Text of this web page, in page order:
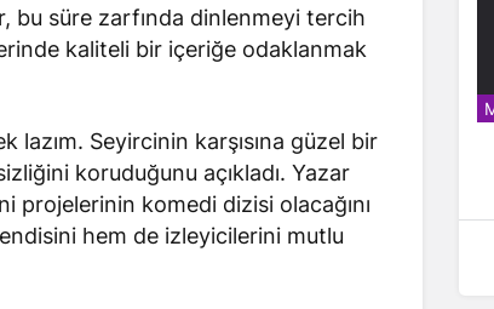
bu süre zarfında dinlenmeyi tercih
kaliteli bir içeriğe odaklanmak
lazım. Seyircinin karşısına güzel bir
koruduğunu açıkladı. Yazar
projelerinin komedi dizisi olacağını
hem de izleyicilerini mutlu